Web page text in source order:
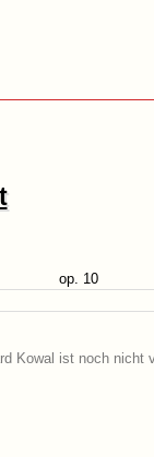
op. 10
Kowal ist noch nicht